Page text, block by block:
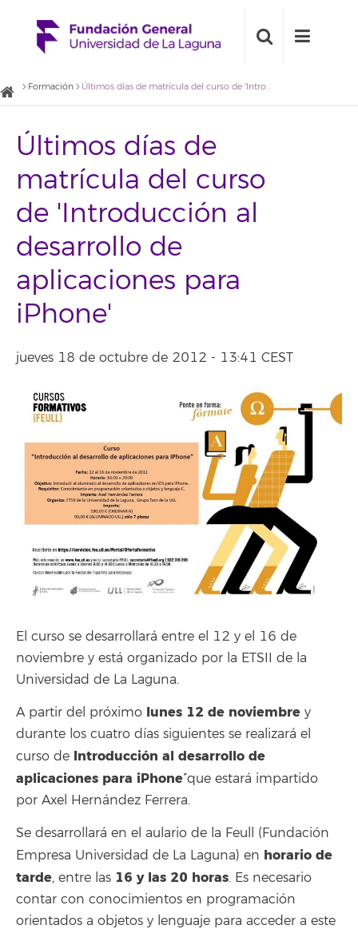
Formación Últimos días de matrícula del curso de 'Introducción al desarrollo de aplicaciones para iPhone'
Últimos días de
matrícula del curso
de 'Introducción al
desarrollo de
aplicaciones para
iPhone'
jueves 18 de octubre de 2012 - 13:41 CEST
El curso se desarrollará entre el 12 y el 16 de
noviembre y está organizado por la ETSII de la
Universidad de La Laguna.
A partir del próximo lunes 12 de noviembre y
durante los cuatro días siguientes se realizará el
curso de `Introducción al desarrollo de
aplicaciones para iPhone´que estará impartido
por Axel Hernández Ferrera.
Se desarrollará en el aulario de la Feull (Fundación
Empresa Universidad de La Laguna) en horario de
tarde, entre las 16 y las 20 horas. Es necesario
contar con conocimientos en programación
orientados a objetos y lenguaje para acceder a este